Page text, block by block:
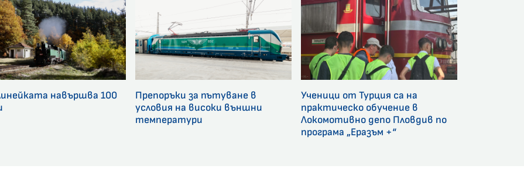
навършва 100
Препоръки за пътуване в
условия на високи външни
температури
Ученици от Турция са на
практическо обучение в
Локомотивно депо Пловдив по
програма „Еразъм +“